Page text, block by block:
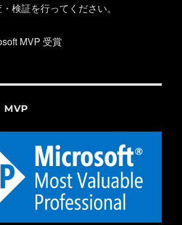
検証を行ってください。
MVP 受賞
MVP